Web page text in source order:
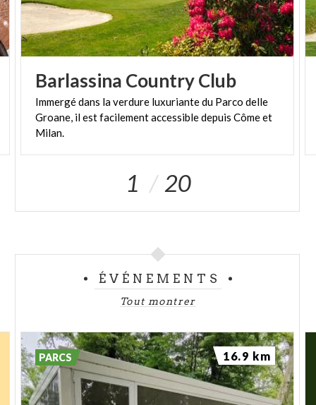
Barlassina CountryClub
Immergé dans la verdure luxuriante du Parco delle
Groane, il est facilement accessible depuis Côme et
Milan.
1 20
ÉVÉNEMENTS
Tout montrer
PARCS 16.9 km